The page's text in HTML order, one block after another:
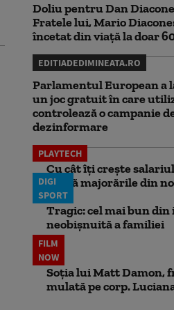
Doliu pentru Dan
Fratele lui, Mario
încetat din viață la doar
EDITIADEDIMINEATA.RO
Parlamentul European a
un joc gratuit în care
controlează o campanie
dezinformare
PLAYTECH
Cu cât îți crește
aplică majorările din
DIGI
SPORT
Tragic: cel mai bun
neobișnuită a familiei
FILM
NOW
Soția lui Matt Damon,
mulată pe corp.